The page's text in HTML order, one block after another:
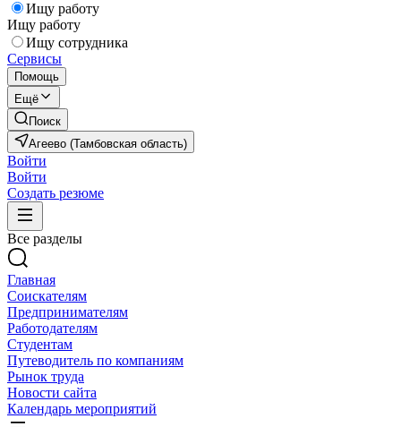
Ищу работу
Ищу работу
Ищу сотрудника
Сервисы
Помощь
Ещё
Поиск
Агеево (Тамбовская область)
Войти
Войти
Создать резюме
Все разделы
Главная
Соискателям
Предпринимателям
Работодателям
Студентам
Путеводитель по компаниям
Рынок труда
Новости сайта
Календарь мероприятий